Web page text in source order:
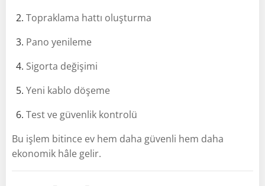
Topraklama hattı oluşturma
Pano yenileme
Sigorta değişimi
Yeni kablo döşeme
Test ve güvenlik kontrolü
Bu işlem bitince ev hem daha güvenli hem daha
ekonomik hâle gelir.